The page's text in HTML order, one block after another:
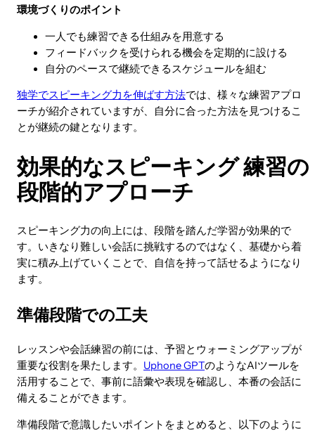
環境づくりのポイント
一人でも練習できる仕組みを用意する
フィードバックを受けられる機会を定期的に設ける
自分のペースで継続できるスケジュールを組む
独学でスピーキング力を伸ばす方法では、様々な練習アプロ
ーチが紹介されていますが、自分に合った方法を見つけるこ
とが継続の鍵となります。
効果的なスピーキング 練習の
段階的アプローチ
スピーキング力の向上には、段階を踏んだ学習が効果的で
す。いきなり難しい会話に挑戦するのではなく、基礎から着
実に積み上げていくことで、自信を持って話せるようになり
ます。
準備段階での工夫
レッスンや会話練習の前には、予習とウォーミングアップが
重要な役割を果たします。 Uphone GPTのようなAIツールを
活用することで、事前に語彙や表現を確認し、本番の会話に
備えることができます。
準備段階で意識したいポイントをまとめると、以下のように